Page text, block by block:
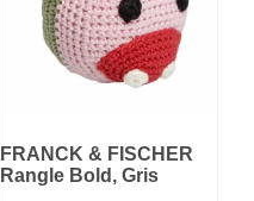
FRANCK & FISCHER
Rangle Bold, Gris